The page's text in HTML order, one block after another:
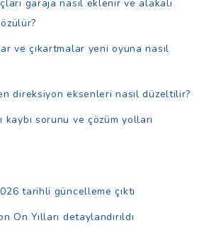
garaja nasıl eklenir ve alakalı
ve çıkartmalar yeni oyuna nasıl
direksiyon eksenleri nasıl düzeltilir?
kaybı sorunu ve çözüm yolları
tarihli güncelleme çıktı
On Yılları detaylandırıldı